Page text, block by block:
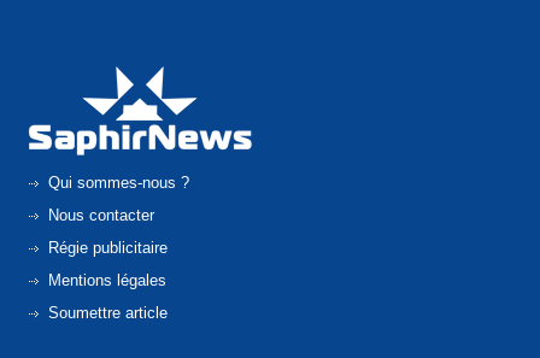
Qui sommes-nous ?
Nous contacter
Régie publicitaire
Mentions légales
Soumettre article